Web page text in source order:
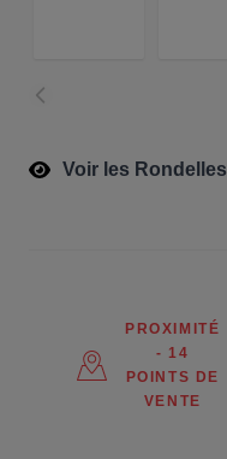
Voir les Rondelles
PROXIMITÉ
- 14
POINTS DE
VENTE